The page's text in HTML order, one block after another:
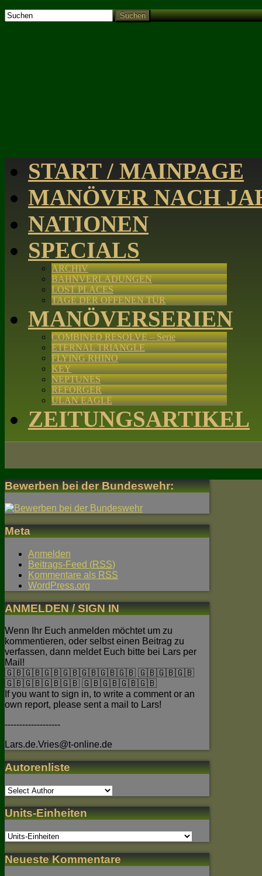
Suchen
START / MAINPAGE
MANÖVER NACH
NATIONEN
SPECIALS
ARCHIV
BAHNVERLADUNGEN
LOST PLACES
TAGE DER OFFENEN TÜR
MANÖVERSERIEN
COMBINED RESOLVE – Serie
ETERNAL TRIANGLE
FLYING RHINO
KEY
NEPTUNES
REFORGER
ULAN EAGLE
ZEITUNGSARTIKEL
Bewerben bei der Bundeswehr:
Meta
Anmelden
Beitrags-Feed (RSS)
Kommentare als RSS
WordPress.org
ANMELDEN / SIGN IN
Wenn Ihr Euch anmelden möchtet um zu
kommentieren, oder selbst einen Beitrag zu
verfassen, dann meldet Euch bitte bei Lars per
Mail!
🇬🇧🇬🇧🇬🇧🇬🇧🇬🇧🇬🇧🇬🇧 🇬🇧🇬🇧🇬🇧
🇬🇧🇬🇧🇬🇧🇬🇧 🇬🇧🇬🇧🇬🇧🇬🇧
If you want to sign in, to write a comment or an
own report, please sent a mail to Lars!
-------------------
Lars.de.Vries@t-online.de
Autorenliste
Units-Einheiten
Neueste Kommentare